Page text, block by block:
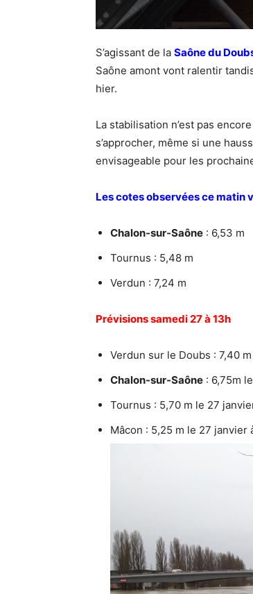
S’agissant de la Saône du
Saône amont vont ralentir
hier.
La stabilisation n’est pas
s’approcher, même si une
envisageable pour les
Les cotes observées ce matin
Chalon-sur-Saône : 6,53 m
Tournus : 5,48 m
Verdun : 7,24 m
Prévisions samedi 27 à 13h
Verdun sur le Doubs : 7,40
Chalon-sur-Saône : 6,75m
Tournus : 5,70 m le 27
Mâcon : 5,25 m le 27 janvier